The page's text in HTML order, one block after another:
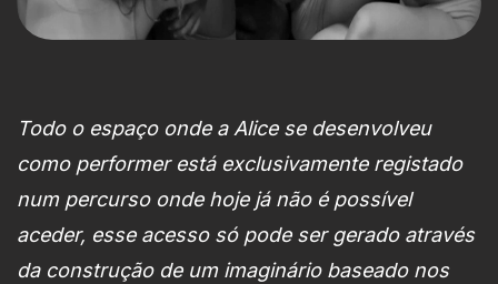
Todo o espaço onde a Alice se desenvolveu
como performer está exclusivamente registado
num percurso onde hoje já não é possível
aceder, esse acesso só pode ser gerado através
da construção de um imaginário baseado nos